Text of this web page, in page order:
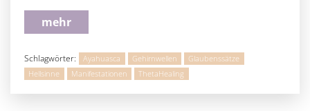
mehr
Schlagwörter: Ayahuasca Gehirnwellen
Glaubenssätze
Hellsinne
Manifestationen ThetaHealing